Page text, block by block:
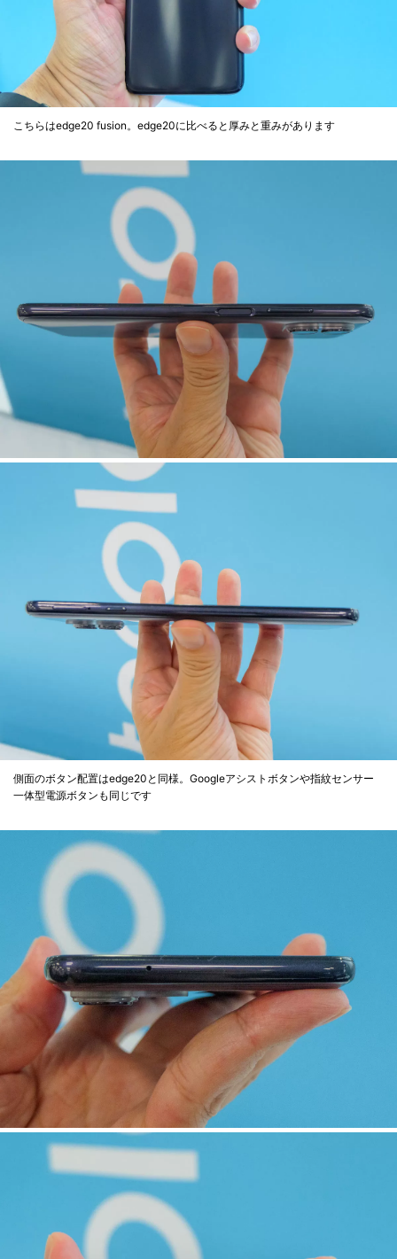
こちらはedge20 fusion。edge20に比べると厚みと重みがあります
側面のボタン配置はedge20と同様。Googleアシストボタンや指紋センサー
一体型電源ボタンも同じです